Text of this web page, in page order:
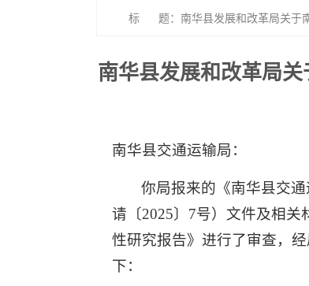
标 题：南华县发展和改革局关于南
南华县发展和改革局
南华县交通运输局：
你局报来的《南华县交
请〔2025〕7号）文件及相
性研究报告》进行了审查，
下：